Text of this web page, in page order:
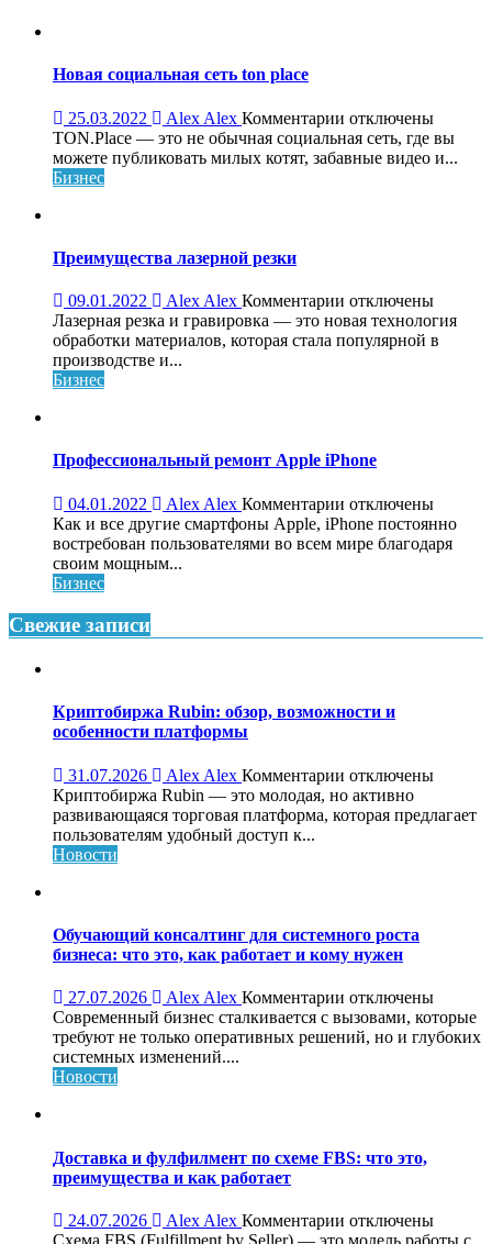
Новая социальная сеть ton place
25.03.2022 Alex Alex Комментарии к
записи
Новая
отключены
TON.Place — это не обычная социальная сеть, где вы
можете публиковать милых котят, забавные видео и...
Бизнес
Преимущества лазерной резки
09.01.2022 Alex Alex Комментарии к
записи
Преимущества
отключены
Лазерная резка и гравировка — это новая технология
обработки материалов, которая стала популярной в
производстве и...
Бизнес
Профессиональный ремонт Apple iPhone
04.01.2022 Alex Alex Комментарии к
записи
Профессиональный
отключены
Как и все другие смартфоны Apple, iPhone постоянно
востребован пользователями во всем мире благодаря
своим мощным...
Бизнес
Свежие записи
Криптобиржа Rubin: обзор, возможности и
особенности платформы
31.07.2026 Alex Alex Комментарии к
записи
Криптобиржа
платформы
отключены
Криптобиржа Rubin — это молодая, но активно
развивающаяся торговая платформа, которая предлагает
пользователям удобный доступ к...
Новости
Обучающий консалтинг для системного роста
бизнеса: что это, как работает и кому нужен
27.07.2026 Alex Alex Комментарии к
записи
Обучающий
что
работает
и
отключены
Современный бизнес сталкивается с вызовами, которые
требуют не только оперативных решений, но и глубоких
системных изменений....
Новости
Доставка и фулфилмент по схеме FBS: что это,
преимущества и как работает
24.07.2026 Alex Alex Комментарии к
записи
отключены
Схема FBS (Fulfillment by Seller) — это модель работы с